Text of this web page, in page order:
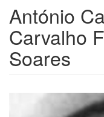
António
Carvalho
Soares